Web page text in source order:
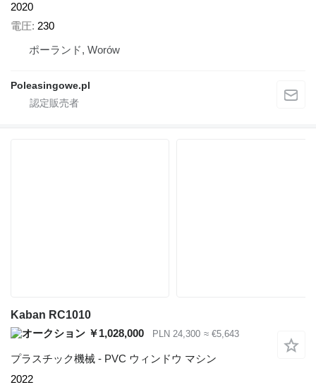
2020
電圧 230
ポーランド, Worów
Poleasingowe.pl
Kaban RC1010
￥1,028,000
PLN 24,300 ≈ €5,643
プラスチック機械 - PVC ウィンドウ マシン
2022